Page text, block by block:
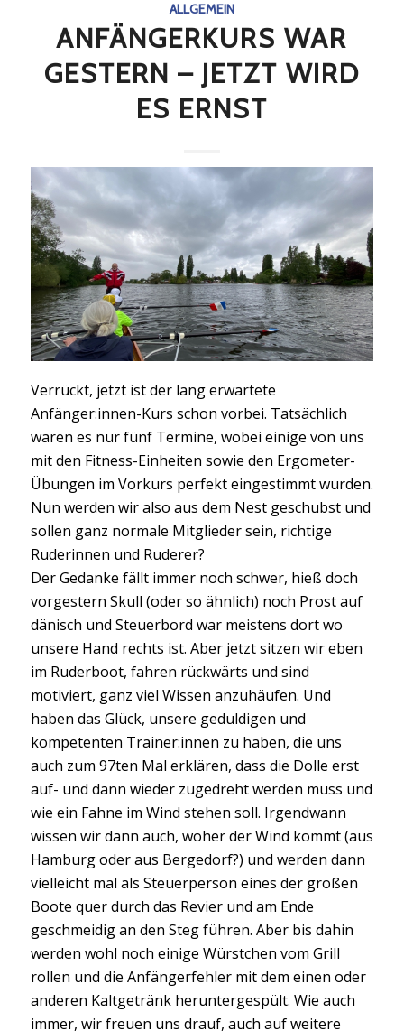
ALLGEMEIN
ANFÄNGERKURS WAR
GESTERN – JETZT WIRD
ES ERNST
Verrückt, jetzt ist der lang erwartete
Anfänger:innen-Kurs schon vorbei. Tatsächlich
waren es nur fünf Termine, wobei einige von uns
mit den Fitness-Einheiten sowie den Ergometer-
Übungen im Vorkurs perfekt eingestimmt wurden.
Nun werden wir also aus dem Nest geschubst und
sollen ganz normale Mitglieder sein, richtige
Ruderinnen und Ruderer?
Der Gedanke fällt immer noch schwer, hieß doch
vorgestern Skull (oder so ähnlich) noch Prost auf
dänisch und Steuerbord war meistens dort wo
unsere Hand rechts ist. Aber jetzt sitzen wir eben
im Ruderboot, fahren rückwärts und sind
motiviert, ganz viel Wissen anzuhäufen. Und
haben das Glück, unsere geduldigen und
kompetenten Trainer:innen zu haben, die uns
auch zum 97ten Mal erklären, dass die Dolle erst
auf- und dann wieder zugedreht werden muss und
wie ein Fahne im Wind stehen soll. Irgendwann
wissen wir dann auch, woher der Wind kommt (aus
Hamburg oder aus Bergedorf?) und werden dann
vielleicht mal als Steuerperson eines der großen
Boote quer durch das Revier und am Ende
geschmeidig an den Steg führen. Aber bis dahin
werden wohl noch einige Würstchen vom Grill
rollen und die Anfängerfehler mit dem einen oder
anderen Kaltgetränk heruntergespült. Wie auch
immer, wir freuen uns drauf, auch auf weitere